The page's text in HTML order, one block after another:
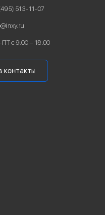
513-11-07
с 9.00 – 18.00
контакты